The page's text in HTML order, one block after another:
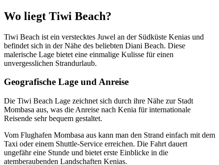
Wo liegt Tiwi Beach?
Tiwi Beach ist ein verstecktes Juwel an der Südküste Kenias und
befindet sich in der Nähe des beliebten Diani Beach. Diese
malerische Lage bietet eine einmalige Kulisse für einen
unvergesslichen Strandurlaub.
Geografische Lage und Anreise
Die Tiwi Beach Lage zeichnet sich durch ihre Nähe zur Stadt
Mombasa aus, was die Anreise nach Kenia für internationale
Reisende sehr bequem gestaltet.
Vom Flughafen Mombasa aus kann man den Strand einfach mit dem
Taxi oder einem Shuttle-Service erreichen. Die Fahrt dauert
ungefähr eine Stunde und bietet erste Einblicke in die
atemberaubenden Landschaften Kenias.